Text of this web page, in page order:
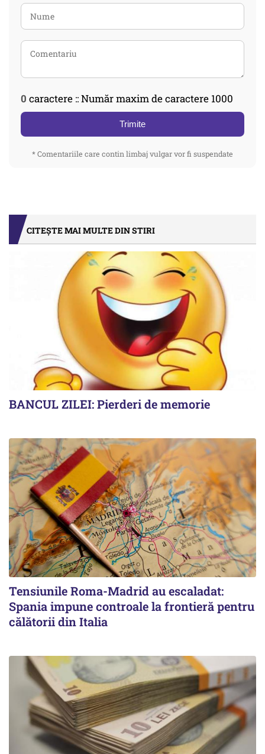
0 caractere :: Număr maxim de caractere 1000
Trimite
* Comentariile care contin limbaj vulgar vor fi suspendate
CITEȘTE MAI MULTE DIN STIRI
BANCUL ZILEI: Pierderi de memorie
Tensiunile Roma-Madrid au escaladat:
Spania impune controale la frontieră pentru
călătorii din Italia